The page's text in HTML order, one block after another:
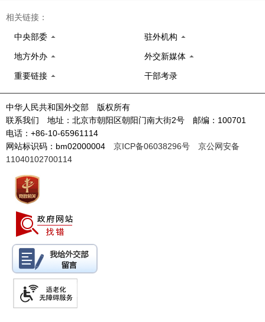
相关链接：
中央部委 驻外机构
地方外办 外交新媒体
重要链接 干部考录
中华人民共和国外交部 版权所有
联系我们 地址：北京市朝阳区朝阳门南大街2号 邮编：100701
电话：+86-10-65961114
网站标识码：bm02000004 京ICP备06038296号
京公网安备
11040102700114